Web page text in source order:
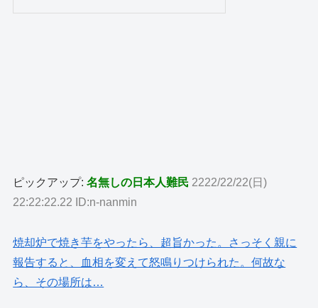
ピックアップ:名無しの日本人難民 2222/22/22(日)
22:22:22.22 ID:n-nanmin
焼却炉で焼き芋をやったら、超旨かった。さっそく親に
報告すると、血相を変えて怒鳴りつけられた。何故な
ら、その場所は…